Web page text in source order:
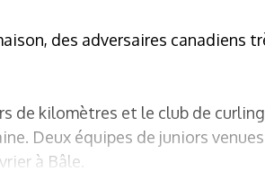
des adversaires canadiens
de kilomètres et le club de
Deux équipes de juniors
à Bâle.